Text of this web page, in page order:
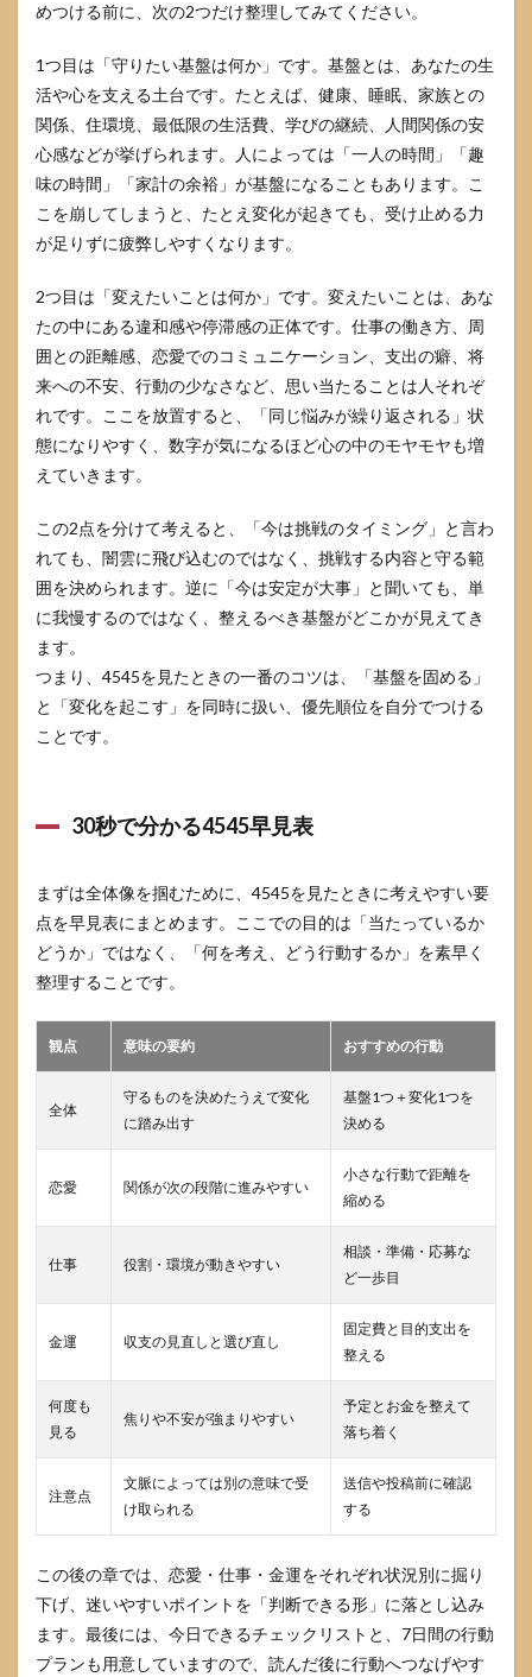
例
5
4545
を見
たと
きに
やる
こと
チェ
ック
リス
今日
やる
こと5
チェ
ック
リス
ト
5.2
7日間
の行
動プ
ラン
判断
に迷
うと
きの
する
よく
ある
質問
6.1
本当
レイ
6.3
を人
って
夫？
6.4
最後
に
めつける前に、次の2つだけ整理してみてください。
1つ目は「守りたい基盤は何か」です。基盤とは、あなたの生
活や心を支える土台です。たとえば、健康、睡眠、家族との
関係、住環境、最低限の生活費、学びの継続、人間関係の安
心感などが挙げられます。人によっては「一人の時間」「趣
味の時間」「家計の余裕」が基盤になることもあります。こ
こを崩してしまうと、たとえ変化が起きても、受け止める力
が足りずに疲弊しやすくなります。
2つ目は「変えたいことは何か」です。変えたいことは、あな
たの中にある違和感や停滞感の正体です。仕事の働き方、周
囲との距離感、恋愛でのコミュニケーション、支出の癖、将
来への不安、行動の少なさなど、思い当たることは人それぞ
れです。ここを放置すると、「同じ悩みが繰り返される」状
態になりやすく、数字が気になるほど心の中のモヤモヤも増
えていきます。
この2点を分けて考えると、「今は挑戦のタイミング」と言わ
れても、闇雲に飛び込むのではなく、挑戦する内容と守る範
囲を決められます。逆に「今は安定が大事」と聞いても、単
に我慢するのではなく、整えるべき基盤がどこかが見えてき
ます。
つまり、4545を見たときの一番のコツは、「基盤を固める」
と「変化を起こす」を同時に扱い、優先順位を自分でつける
ことです。
30秒で分かる4545早見表
まずは全体像を掴むために、4545を見たときに考えやすい要
点を早見表にまとめます。ここでの目的は「当たっているか
どうか」ではなく、「何を考え、どう行動するか」を素早く
整理することです。
観点 意味の要約 おすすめの行動
全体
守るものを決めたうえで変化
に踏み出す
基盤1つ＋変化1つを
決める
恋愛 関係が次の段階に進みやすい
小さな行動で距離を
縮める
仕事 役割・環境が動きやすい
相談・準備・応募な
ど一歩目
金運 収支の見直しと選び直し
固定費と目的支出を
整える
何度も
見る
焦りや不安が強まりやすい
予定とお金を整えて
落ち着く
注意点
文脈によっては別の意味で受
け取られる
送信や投稿前に確認
する
この後の章では、恋愛・仕事・金運をそれぞれ状況別に掘り
下げ、迷いやすいポイントを「判断できる形」に落とし込み
ます。最後には、今日できるチェックリストと、7日間の行動
プランも用意していますので、読んだ後に行動へつなげやす